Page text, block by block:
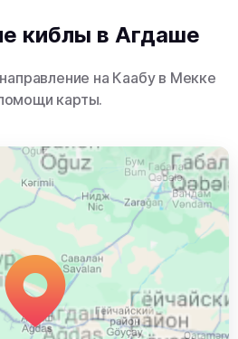
киблы в Агдаше
на Каабу в Мекке
карты.